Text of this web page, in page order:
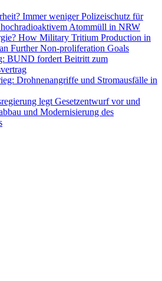
Immer weniger Polizeischutz für
Atommüll in NRW
How Military Tritium Production in
Further Non-proliferation Goals
BUND fordert Beitritt zum
Drohnenangriffe und Stromausfälle in
legt Gesetzentwurf vor und
und Modernisierung des